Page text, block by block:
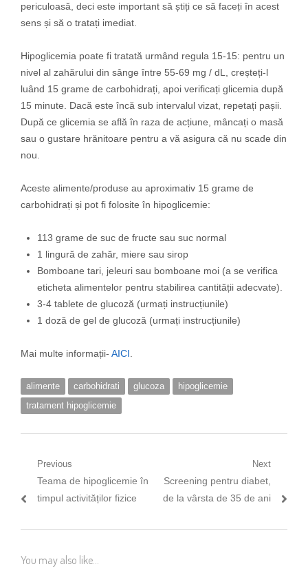
periculoasă, deci este important să știți ce să faceți în acest
sens și să o tratați imediat.
Hipoglicemia poate fi tratată urmând regula 15-15: pentru un
nivel al zahărului din sânge între 55-69 mg / dL, creșteți-l
luând 15 grame de carbohidrați, apoi verificați glicemia după
15 minute. Dacă este încă sub intervalul vizat, repetați pașii.
După ce glicemia se află în raza de acțiune, mâncați o masă
sau o gustare hrănitoare pentru a vă asigura că nu scade din
nou.
Aceste alimente/produse au aproximativ 15 grame de
carbohidrați și pot fi folosite în hipoglicemie:
113 grame de suc de fructe sau suc normal
1 lingură de zahăr, miere sau sirop
Bomboane tari, jeleuri sau bomboane moi (a se verifica
eticheta alimentelor pentru stabilirea cantității adecvate).
3-4 tablete de glucoză (urmați instrucțiunile)
1 doză de gel de glucoză (urmați instrucțiunile)
Mai multe informații- AICI
alimente carbohidrati glucoza
hipoglicemie
tratament hipoglicemie
Navigare
în
Previous
Previous
post:
Teama de hipoglicemie în
timpul activităților fizice
Next
Next
post:
Screening pentru diabet,
de la vârsta de 35 de ani
You may also like...